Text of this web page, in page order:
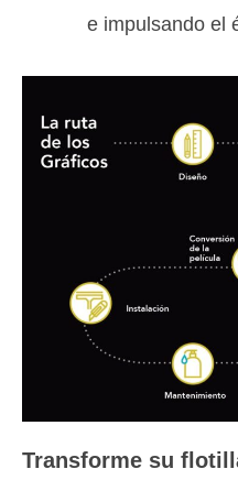
e impulsando el
Transforme su